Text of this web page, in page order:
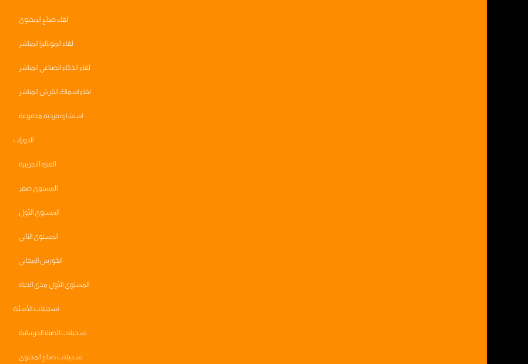
لقاء صناع المحتوى
لقاء الموناليزا المباشر
لقاء الذكاء الصناعي المباشر
لقاء اسماك القرش المباشر
استشاره فرديه مدفوعة
الدورات
الفترة التجريبية
المستوى صفر
المستوى الأول
المستوى الثاني
الكورس المجاني
المستوى الأول مدى الحياه
تسجيلات الأسئلة
تسجيلات الصبة الخرسانية
تسجيلات صناع المحتوى